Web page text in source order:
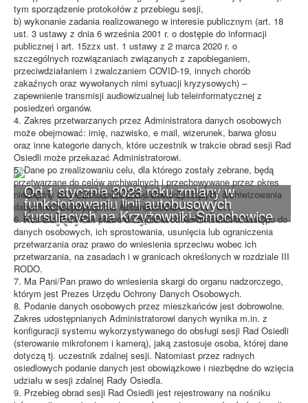
Od 1 stycznia 2023 roku zmiany w
funkcjonowaniu linii autobusowych
kursujących na Krzyżowniki-Smochowice
tym sporządzenie protokołów z przebiegu sesji,
b) wykonanie zadania realizowanego w interesie publicznym (art. 18
ust. 3 ustawy z dnia 6 września 2001 r. o dostępie do informacji
publicznej i art. 15zzx ust. 1 ustawy z 2 marca 2020 r. o
szczególnych rozwiązaniach związanych z zapobieganiem,
przeciwdziałaniem i zwalczaniem COVID-19, innych chorób
zakaźnych oraz wywołanych nimi sytuacji kryzysowych) –
zapewnienie transmisji audiowizualnej lub teleinformatycznej z
posiedzeń organów.
4. Zakres przetwarzanych przez Administratora danych osobowych
może obejmować: imię, nazwisko, e mail, wizerunek, barwa głosu
oraz inne kategorie danych, które uczestnik w trakcie obrad sesji Rad
Osiedli może przekazać Administratorowi.
5. Dane po zrealizowaniu celu, dla którego zostały zebrane, będą
przetwarzane do celów archiwalnych i przechowywane przez okres
niezbędny do zrealizowania przepisów dotyczących archiwizowania
danych obowiązujących u Administratora.
6. Posiada Pani/Pan prawo do żądania od Administratora dostępu do
danych osobowych, ich sprostowania, usunięcia lub ograniczenia
przetwarzania oraz prawo do wniesienia sprzeciwu wobec ich
przetwarzania, na zasadach i w granicach określonych w rozdziale III
RODO.
7. Ma Pani/Pan prawo do wniesienia skargi do organu nadzorczego,
którym jest Prezes Urzędu Ochrony Danych Osobowych.
8. Podanie danych osobowych przez mieszkańców jest dobrowolne.
Zakres udostępnianych Administratorowi danych wynika m.in. z
konfiguracji systemu wykorzystywanego do obsługi sesji Rad Osiedli
(sterowanie mikrofonem i kamerą), jaką zastosuje osoba, której dane
dotyczą tj. uczestnik zdalnej sesji. Natomiast przez radnych
osiedlowych podanie danych jest obowiązkowe i niezbędne do wzięcia
udziału w sesji zdalnej Rady Osiedla.
9. Przebieg obrad sesji Rad Osiedli jest rejestrowany na nośniku